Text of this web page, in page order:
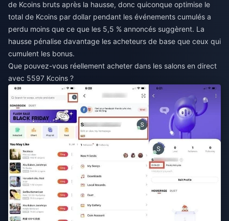
de Kcoins bruts après la hausse, donc quiconque optimise le
total de Kcoins par dollar pendant les événements cumulés a
perdu moins que ce que les 5,5 % annoncés suggèrent. La
hausse pénalise davantage les acheteurs de base que ceux qui
cumulent les bonus.
Que pouvez-vous réellement acheter dans les salons en direct
avec 5597 Kcoins ?